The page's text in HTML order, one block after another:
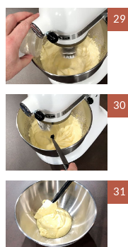
29
30
31